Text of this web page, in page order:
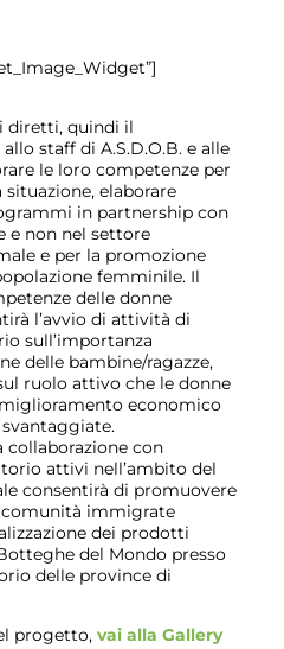
diretti, quindi il
staff di A.S.D.O.B. e alle
le loro competenze per
elaborare
in partnership con
e non nel settore
e per la promozione
femminile. Il
delle donne
l’avvio di attività di
sull’importanza
delle bambine/ragazze,
ruolo attivo che le donne
economico
collaborazione con
attivi nell’ambito del
consentirà di promuovere
comunità immigrate
dei prodotti
del Mondo presso
delle province di
progetto, vai alla Gallery